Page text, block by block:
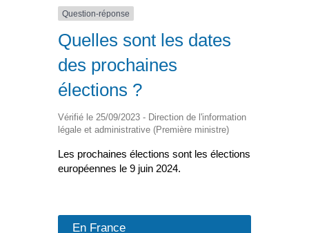
Question-réponse
Quelles sont les dates
des prochaines
élections ?
Vérifié le 25/09/2023 - Direction de l'information
légale et administrative (Première ministre)
Les prochaines élections sont les élections
européennes le 9 juin 2024.
En France